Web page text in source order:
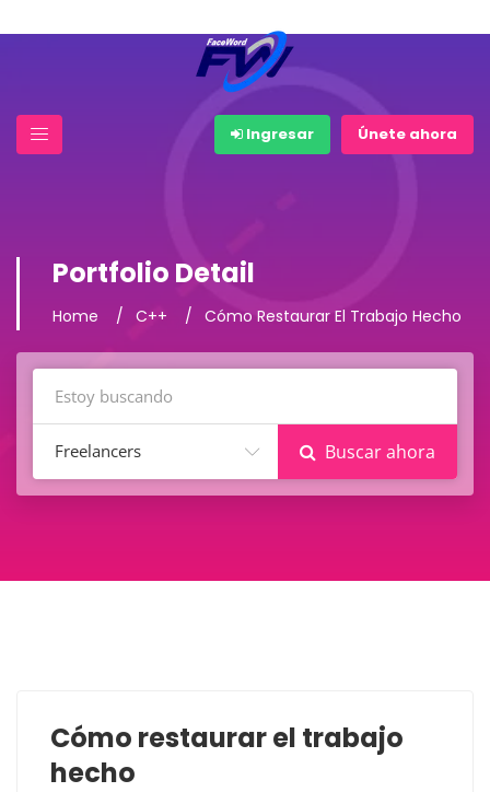
Ingresar Únete ahora
Portfolio Detail
Home C++ Cómo Restaurar El Trabajo Hecho
Freelancers Buscar ahora
Cómo restaurar el trabajo
hecho